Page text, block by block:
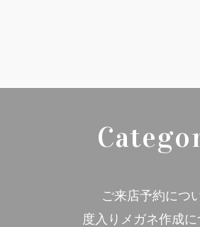
ご来店予約につ
度入りメガネ作成に